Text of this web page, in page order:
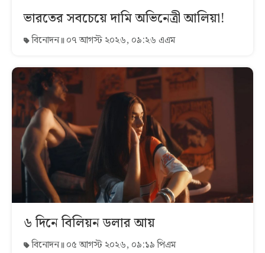
ভারতের সবচেয়ে দামি অভিনেত্রী আলিয়া!
বিনোদন ০৭ আগস্ট ২০২৬, ০৯:২৬ এএম
৬ দিনে বিলিয়ন ডলার আয়
বিনোদন ০৫ আগস্ট ২০২৬, ০৯:১৯ পিএম